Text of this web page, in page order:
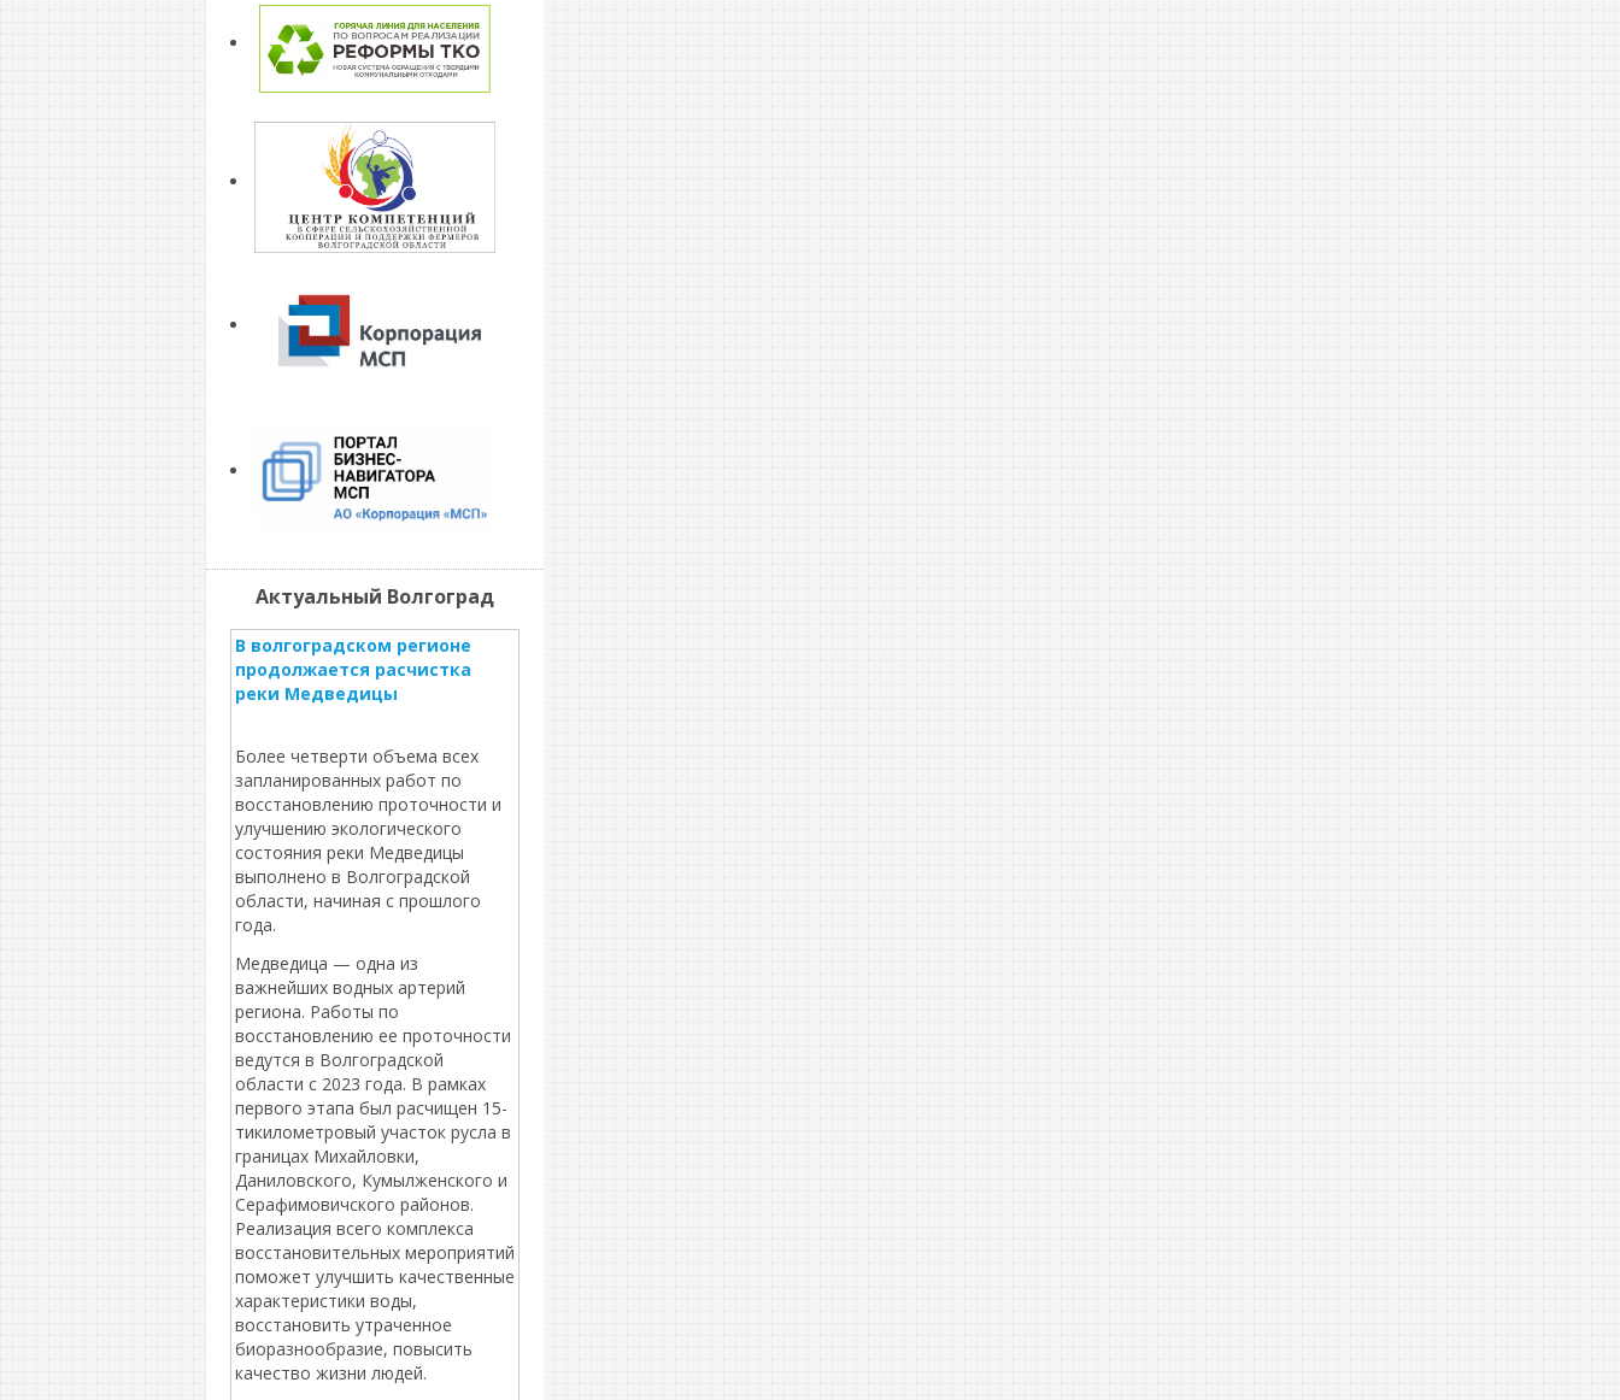
Актуальный Волгоград
В волгоградском регионе
продолжается расчистка
реки Медведицы
Более четверти объема всех
запланированных работ по
восстановлению проточности и
улучшению экологического
состояния реки Медведицы
выполнено в Волгоградской
области, начиная с прошлого
года.
Медведица — одна из
важнейших водных артерий
региона. Работы по
восстановлению ее проточности
ведутся в Волгоградской
области с 2023 года. В рамках
первого этапа был расчищен 15-
тикилометровый участок русла в
границах Михайловки,
Даниловского, Кумылженского и
Серафимовичского районов.
Реализация всего комплекса
восстановительных мероприятий
поможет улучшить качественные
характеристики воды,
восстановить утраченное
биоразнообразие, повысить
качество жизни людей.